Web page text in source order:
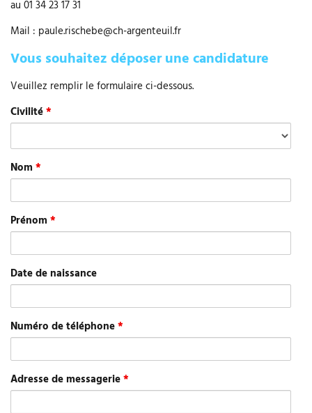
au 01 34 23 17 31
Mail : paule.rischebe@ch-argenteuil.fr
Vous souhaitez déposer une candidature
Veuillez remplir le formulaire ci-dessous.
Civilité*
Nom *
Prénom *
Date de naissance
Numéro de téléphone*
Adresse de messagerie*